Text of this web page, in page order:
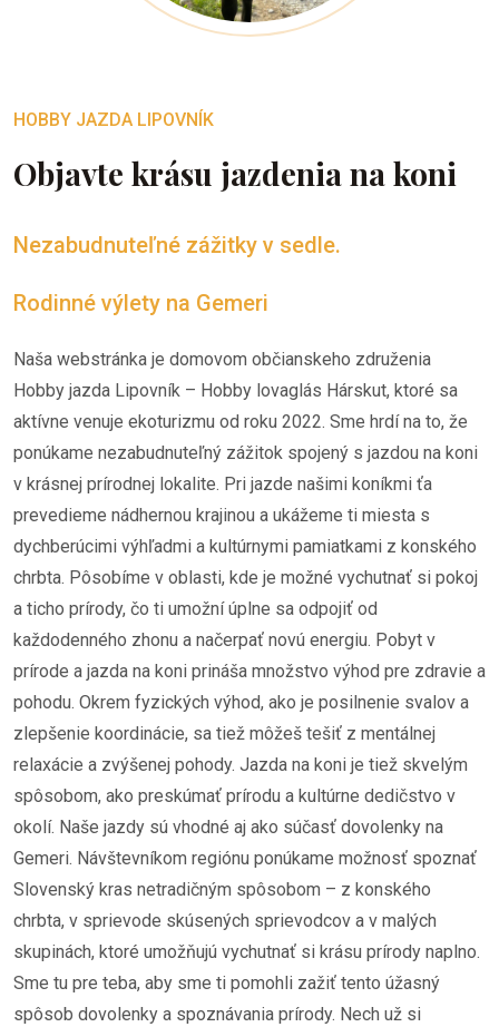
HOBBY JAZDA LIPOVNÍK
Objavte krásu jazdenia na koni
Nezabudnuteľné zážitky v sedle.
Rodinné výlety na Gemeri
Naša webstránka je domovom občianskeho združenia
Hobby jazda Lipovník – Hobby lovaglás Hárskut, ktoré sa
aktívne venuje ekoturizmu od roku 2022. Sme hrdí na to, že
ponúkame nezabudnuteľný zážitok spojený s jazdou na koni
v krásnej prírodnej lokalite. Pri jazde našimi koníkmi ťa
prevedieme nádhernou krajinou a ukážeme ti miesta s
dychberúcimi výhľadmi a kultúrnymi pamiatkami z konského
chrbta. Pôsobíme v oblasti, kde je možné vychutnať si pokoj
a ticho prírody, čo ti umožní úplne sa odpojiť od
každodenného zhonu a načerpať novú energiu. Pobyt v
prírode a jazda na koni prináša množstvo výhod pre zdravie a
pohodu. Okrem fyzických výhod, ako je posilnenie svalov a
zlepšenie koordinácie, sa tiež môžeš tešiť z mentálnej
relaxácie a zvýšenej pohody. Jazda na koni je tiež skvelým
spôsobom, ako preskúmať prírodu a kultúrne dedičstvo v
okolí. Naše jazdy sú vhodné aj ako súčasť dovolenky na
Gemeri. Návštevníkom regiónu ponúkame možnosť spoznať
Slovenský kras netradičným spôsobom – z konského
chrbta, v sprievode skúsených sprievodcov a v malých
skupinách, ktoré umožňujú vychutnať si krásu prírody naplno.
Sme tu pre teba, aby sme ti pomohli zažiť tento úžasný
spôsob dovolenky a spoznávania prírody. Nech už si